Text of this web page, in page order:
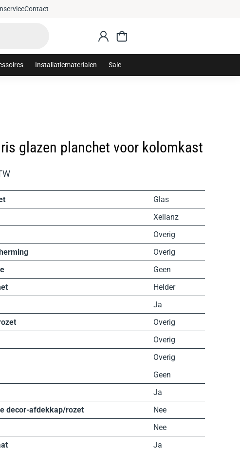
Contact
Installatiematerialen Sale
glazen planchet voor kolomkast
Glas
Xellanz
Overig
Overig
Geen
Helder
Ja
Overig
Overig
Overig
Geen
Ja
decor-afdekkap/rozet
Nee
Nee
Ja